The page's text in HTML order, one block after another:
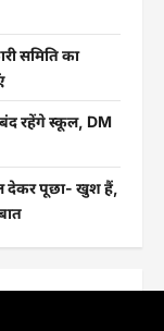
समिति का
रहेंगे स्कूल, DM
देकर पूछा- खुश हैं,